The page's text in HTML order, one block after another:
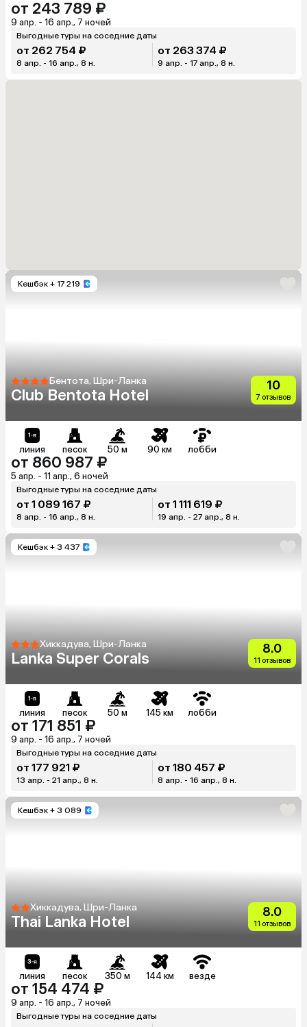
от 243 789 ₽
9 апр. - 16 апр., 7 ночей
Выгодные туры на соседние даты
от 262 754 ₽
8 апр. - 16 апр., 8 н.
от 263 374 ₽
9 апр. - 17 апр., 8 н.
Кешбэк + 17 219
Бентота, Шри-Ланка
Club Bentota Hotel
10
7 отзывов
линия песок 50 м 90 км лобби
от 860 987 ₽
5 апр. - 11 апр., 6 ночей
Выгодные туры на соседние даты
от 1 089 167 ₽
8 апр. - 16 апр., 8 н.
от 1 111 619 ₽
19 апр. - 27 апр., 8 н.
Кешбэк + 3 437
Хиккадува, Шри-Ланка
Lanka Super Corals
8.0
11 отзывов
линия песок 50 м 145 км лобби
от 171 851 ₽
9 апр. - 16 апр., 7 ночей
Выгодные туры на соседние даты
от 177 921 ₽
13 апр. - 21 апр., 8 н.
от 180 457 ₽
8 апр. - 16 апр., 8 н.
Кешбэк + 3 089
Хиккадува, Шри-Ланка
Thai Lanka Hotel
8.0
11 отзывов
линия песок 350 м 144 км везде
от 154 474 ₽
9 апр. - 16 апр., 7 ночей
Выгодные туры на соседние даты